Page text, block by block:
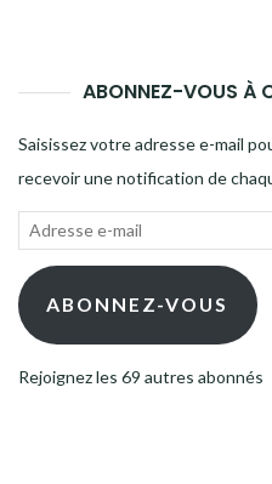
ABONNEZ-VOUS À
Saisissez votre adresse e-mail
recevoir une notification de
Adresse
mail ABONNEZ-VOUS
Rejoignez les 69 autres abonnés